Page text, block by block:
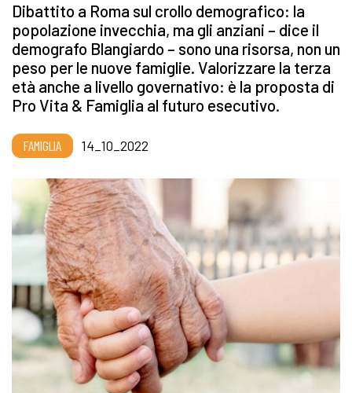
Dibattito a Roma sul crollo demografico: la
popolazione invecchia, ma gli anziani – dice il
demografo Blangiardo – sono una risorsa, non un
peso per le nuove famiglie. Valorizzare la terza
età anche a livello governativo: è la proposta di
Pro Vita & Famiglia al futuro esecutivo.
FAMIGLIA 14_10_2022